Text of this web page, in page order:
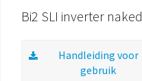
Bi2 SLI inverter naked
Handleiding voor
gebruik